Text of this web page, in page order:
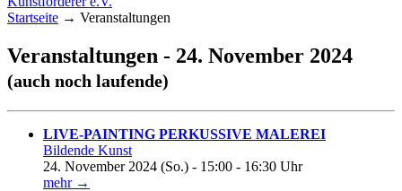
GEDOK KÖLN
Gemeinschaft der Künstlerinnen und
Kunstförderer e.V.
Startseite → Veranstaltungen
Veranstaltungen - 24. November 2024
(auch noch laufende)
LIVE-PAINTING PERKUSSIVE MALEREI
Bildende Kunst
24. November 2024 (So.) - 15:00 - 16:30 Uhr
mehr →